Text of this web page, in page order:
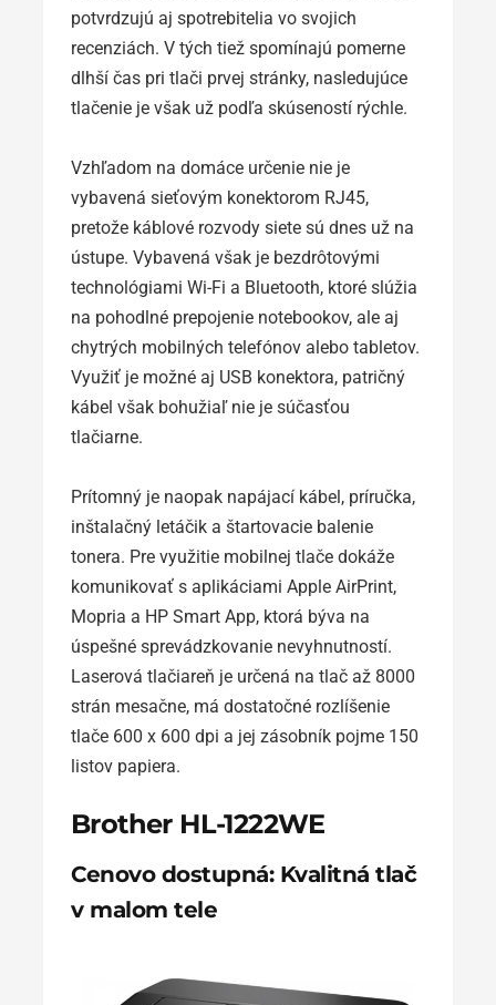
potvrdzujú aj spotrebitelia vo svojich
recenziách. V tých tiež spomínajú pomerne
dlhší čas pri tlači prvej stránky, nasledujúce
tlačenie je však už podľa skúseností rýchle.
Vzhľadom na domáce určenie nie je
vybavená sieťovým konektorom RJ45,
pretože káblové rozvody siete sú dnes už na
ústupe. Vybavená však je bezdrôtovými
technológiami Wi-Fi a Bluetooth, ktoré slúžia
na pohodlné prepojenie notebookov, ale aj
chytrých mobilných telefónov alebo tabletov.
Využiť je možné aj USB konektora, patričný
kábel však bohužiaľ nie je súčasťou
tlačiarne.
Prítomný je naopak napájací kábel, príručka,
inštalačný letáčik a štartovacie balenie
tonera. Pre využitie mobilnej tlače dokáže
komunikovať s aplikáciami Apple AirPrint,
Mopria a HP Smart App, ktorá býva na
úspešné sprevádzkovanie nevyhnutností.
Laserová tlačiareň je určená na tlač až 8000
strán mesačne, má dostatočné rozlíšenie
tlače 600 x 600 dpi a jej zásobník pojme 150
listov papiera.
Brother HL-1222WE
Cenovo dostupná: Kvalitná tlač
v malom tele